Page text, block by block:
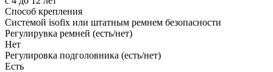
Способ крепления
Системой isofix или штатным ремнем безопасности
Регулирувка ремней (есть/нет)
Нет
Регулировка подголовника (есть/нет)
Есть